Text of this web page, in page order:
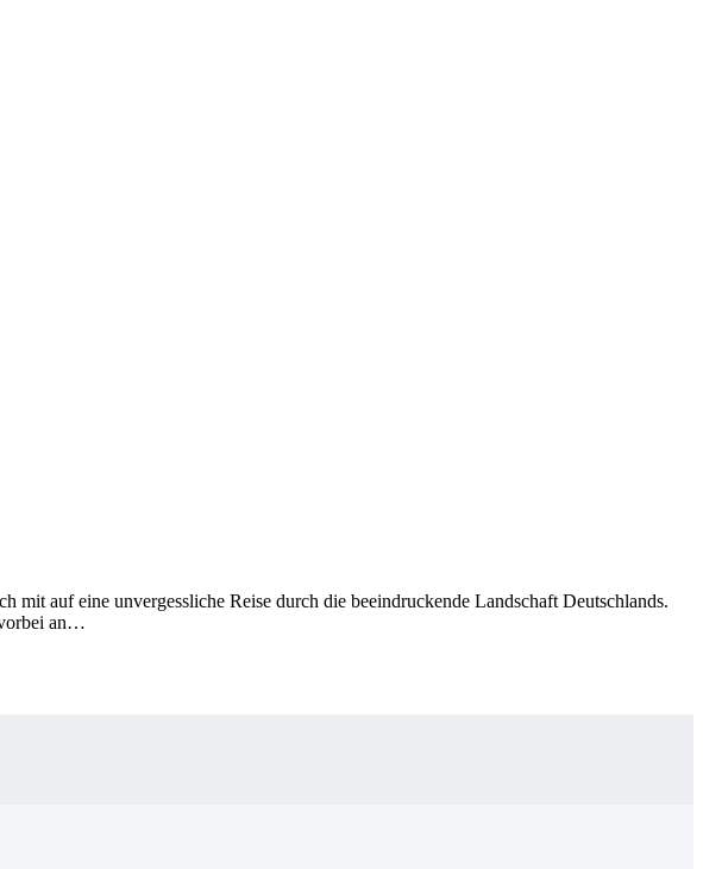
auf eine unvergessliche Reise durch die beeindruckende Landschaft Deutschlands.
vorbei an…